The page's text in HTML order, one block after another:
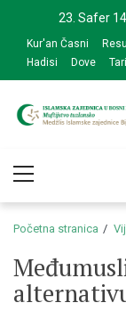
navigation
content
23. Safer
Kur'an Časni
Hadisi
Dove
Menu
Početna stranica